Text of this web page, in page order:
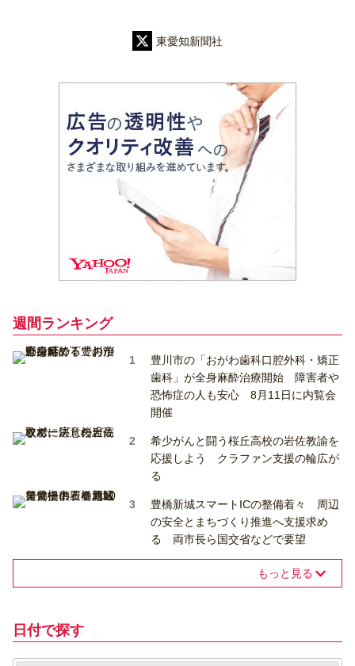
東愛知新聞社
週間ランキング
豊川市の「おがわ歯科口腔外科・矯正
歯科」が全身麻酔治療開始 障害者や
恐怖症の人も安心 8月11日に内覧会
開催
希少がんと闘う桜丘高校の岩佐教諭を
応援しよう クラファン支援の輪広が
る
豊橋新城スマートICの整備着々 周辺
の安全とまちづくり推進へ支援求め
る 両市長ら国交省などで要望
もっと見る
日付で探す